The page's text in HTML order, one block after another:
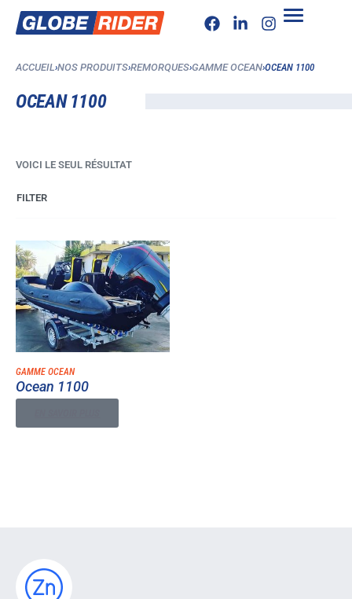
ACCUEIL›NOS PRODUITS›REMORQUES›GAMME OCEAN›OCEAN 1100
OCEAN 1100
VOICI LE SEUL RÉSULTAT
FILTER
GAMME OCEAN
Ocean 1100